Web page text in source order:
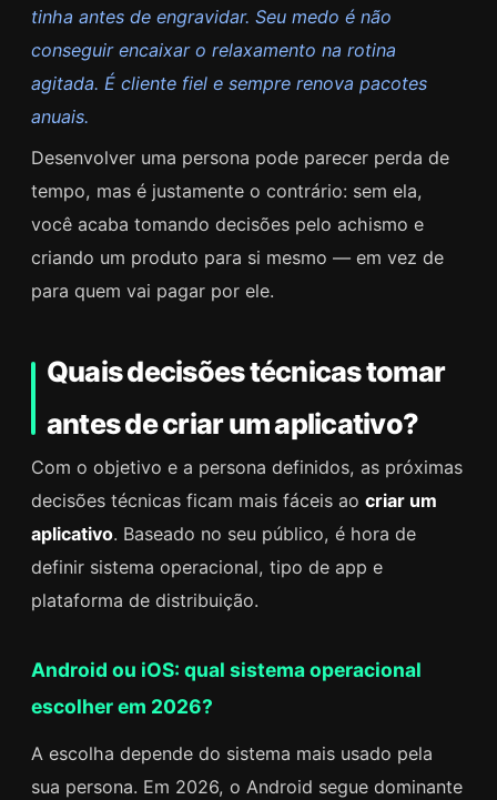
tinha antes de engravidar. Seu medo é não
conseguir encaixar o relaxamento na rotina
agitada. É cliente fiel e sempre renova pacotes
anuais.
Desenvolver uma persona pode parecer perda de
tempo, mas é justamente o contrário: sem ela,
você acaba tomando decisões pelo achismo e
criando um produto para si mesmo — em vez de
para quem vai pagar por ele.
Quais decisões técnicas tomar
antes de criar um aplicativo?
Com o objetivo e a persona definidos, as próximas
decisões técnicas ficam mais fáceis ao criar um
aplicativo. Baseado no seu público, é hora de
definir sistema operacional, tipo de app e
plataforma de distribuição.
Android ou iOS: qual sistema operacional
escolher em 2026?
A escolha depende do sistema mais usado pela
sua persona. Em 2026, o Android segue dominante